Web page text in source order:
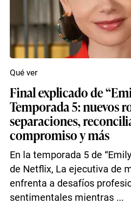
Final explicado de
Temporada 5: nuevos
separaciones,
compromiso y más
En la temporada 5 de
de Netflix, La ejecutiva de
enfrenta a desafíos
sentimentales mientras ...
Qué ver